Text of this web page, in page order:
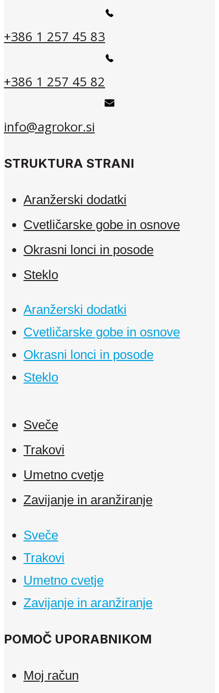
+386 1 257 45 83
+386 1 257 45 82
info@agrokor.si
STRUKTURA STRANI
Aranžerski dodatki
Cvetličarske gobe in osnove
Okrasni lonci in posode
Steklo
Aranžerski dodatki
Cvetličarske gobe in osnove
Okrasni lonci in posode
Steklo
Sveče
Trakovi
Umetno cvetje
Zavijanje in aranžiranje
Sveče
Trakovi
Umetno cvetje
Zavijanje in aranžiranje
POMOČ UPORABNIKOM
Moj račun